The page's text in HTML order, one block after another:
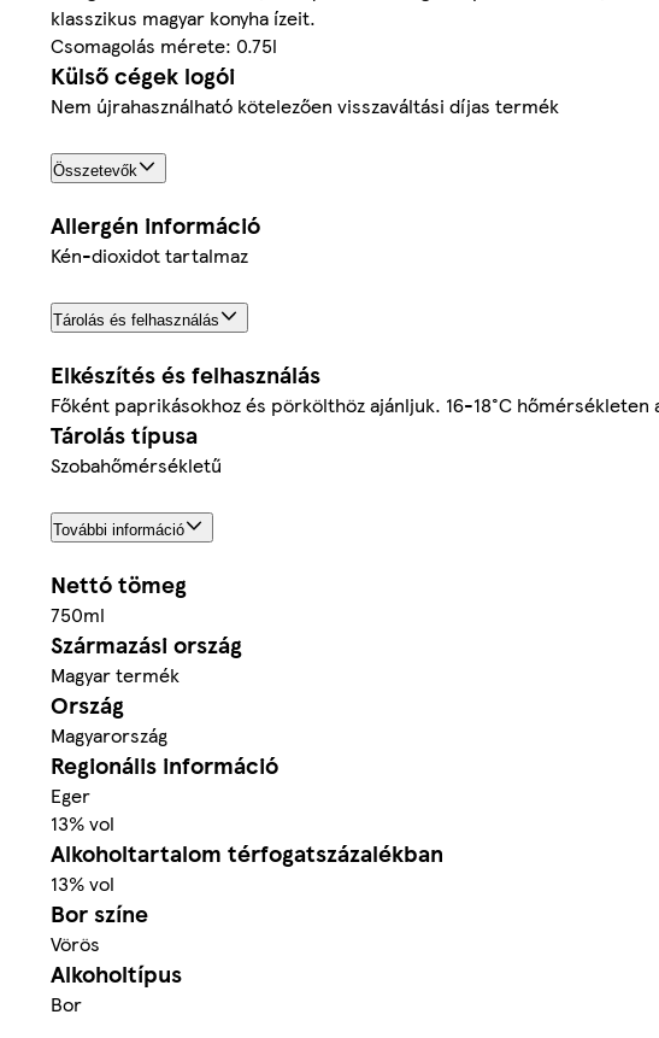
klasszikus magyar konyha ízeit.
Csomagolás mérete: 0.75l
Külső cégek logói
Nem újrahasználható kötelezően visszaváltási díjas termék
Összetevők
Allergén információ
Kén-dioxidot tartalmaz
Tárolás és felhasználás
Elkészítés és felhasználás
Főként paprikásokhoz és pörkölthöz ajánljuk. 16-18°C hőmérsékleten
Tárolás típusa
Szobahőmérsékletű
További információ
Nettó tömeg
750ml
Származási ország
Magyar termék
Ország
Magyarország
Regionális információ
Eger
13% vol
Alkoholtartalom térfogatszázalékban
13% vol
Bor színe
Vörös
Alkoholtípus
Bor